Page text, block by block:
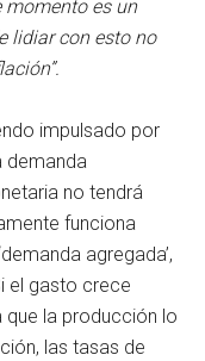
momento es un
lidiar con esto no
impulsado por
demanda
no tendrá
funciona
agregada’,
el gasto crece
la producción lo
las tasas de